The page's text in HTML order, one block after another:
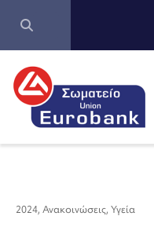
2024, Ανακοινώσεις, Υγεία